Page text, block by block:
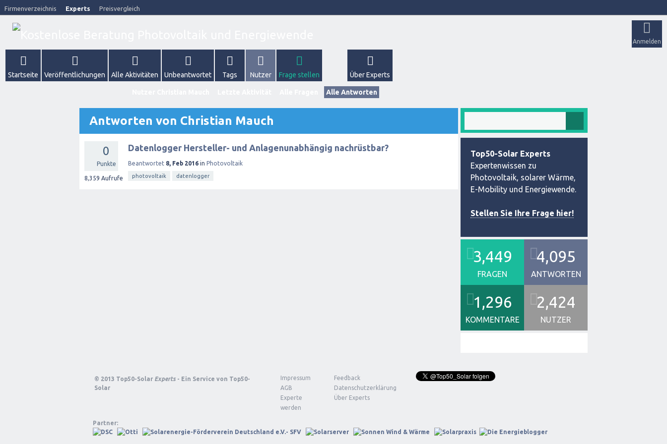
Firmenverzeichnis Experts Preisvergleich
Anmelden
Startseite Veröffentlichungen Alle Aktivitäten Unbeantwortet Tags Nutzer Frage stellen Über Experts
Alle Antworten
Antworten von Christian Mauch
0
Punkte
8,359 Aufrufe
Datenlogger Hersteller- und Anlagenunabhängig nachrüstbar?
Beantwortet 8, Feb 2016 in Photovoltaik
photovoltaik datenlogger
Top50-Solar Experts
Expertenwissen zu
Photovoltaik, solarer Wärme,
E-Mobility und Energiewende.
Stellen Sie Ihre Frage hier!
3,449
FRAGEN
4,095
ANTWORTEN
1,296
KOMMENTARE
2,424
NUTZER
© 2013 Top50-Solar Experts - Ein Service von Top50-
Solar
Impressum
Feedback
AGB
Datenschutzerklärung
Experte
werden
Über Experts
Partner: